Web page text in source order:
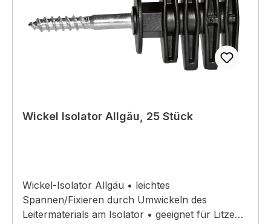
Wickel Isolator Allgäu, 25 Stück
Wickel-Isolator Allgäu • leichtes
Spannen/Fixieren durch Umwickeln des
Leitermaterials am Isolator • geeignet für Litze